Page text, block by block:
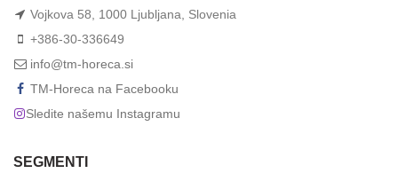
Vojkova 58, 1000 Ljubljana, Slovenia
+386-30-336649
info@tm-horeca.si
TM-Horeca na Facebooku
Sledite našemu Instagramu
SEGMENTI